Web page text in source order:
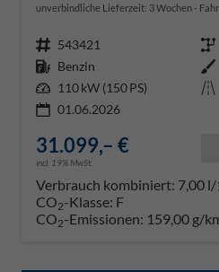
unverbindliche Lieferzeit: 3 Wochen
Fahrzeugnr. 543421 Getriebe
Kraftstoff Benzin Außenfarbe
Leistung 110 kW (150 PS) Kilometerstand
01.06.2026
31.099,– €
incl. 19% MwSt.
Verbrauch kombiniert: 7,00
CO2-Klasse: F
CO2-Emissionen: 159,00 g/